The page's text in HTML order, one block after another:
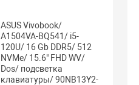
ASUS Vivobook/
A1504VA-BQ541/ i5-
120U/ 16 Gb DDR5/ 512
NVMe/ 15.6" FHD WV/
Dos/ подсветка
клавиатуры/ 90NB13Y2-